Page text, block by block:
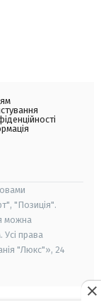
"Позиція".
можна
Усі права
"Люкс"», 24